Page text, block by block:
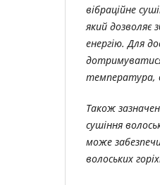
вібраційне
який
енергію. Для
температура,
Також
сушіння
може
волоських